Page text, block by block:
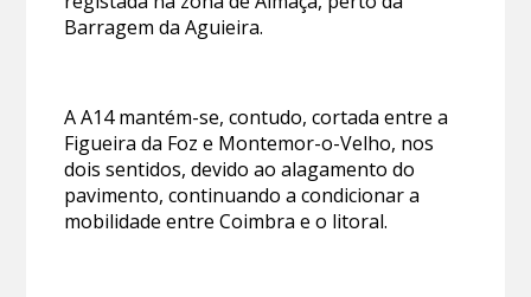
Barragem da Aguieira.
A A14 mantém-se, contudo, cortada entre a
Figueira da Foz e Montemor-o-Velho, nos
dois sentidos, devido ao alagamento do
pavimento, continuando a condicionar a
mobilidade entre Coimbra e o litoral.